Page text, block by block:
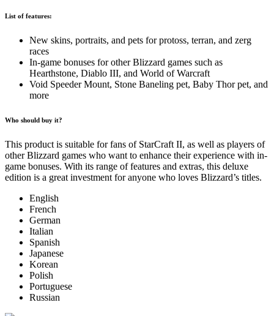
List of features:
New skins, portraits, and pets for protoss, terran, and zerg
races
In-game bonuses for other Blizzard games such as
Hearthstone, Diablo III, and World of Warcraft
Void Speeder Mount, Stone Baneling pet, Baby Thor pet, and
more
Who should buy it?
This product is suitable for fans of StarCraft II, as well as players of
other Blizzard games who want to enhance their experience with in-
game bonuses. With its range of features and extras, this deluxe
edition is a great investment for anyone who loves Blizzard’s titles.
English
French
German
Italian
Spanish
Japanese
Korean
Polish
Portuguese
Russian